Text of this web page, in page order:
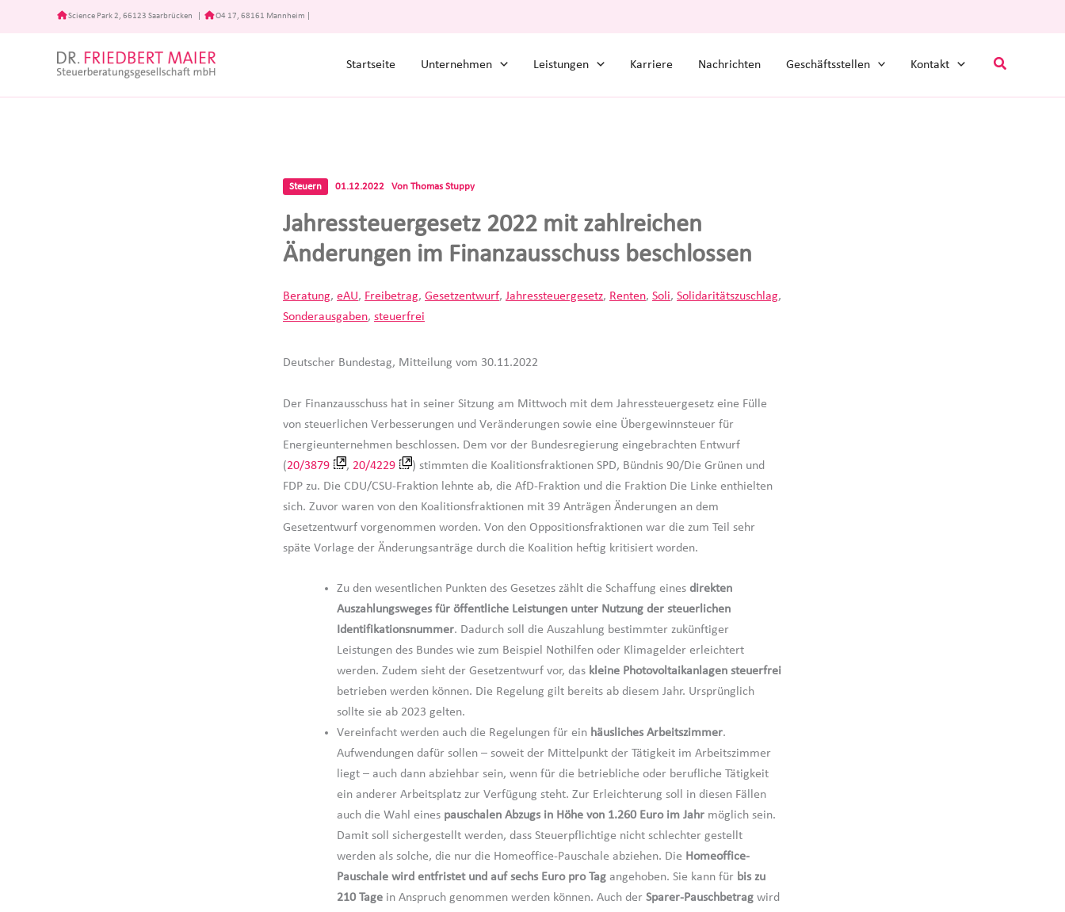
Science Park 2, 66123 Saarbrücken O4 17, 68161 Mannheim
Startseite Unternehmen Leistungen Karriere Nachrichten Geschäftsstellen Kontakt Suchen
Steuern 01.12.2022 Von Thomas Stuppy
Jahressteuergesetz 2022 mit zahlreichen
Änderungen im Finanzausschuss beschlossen
Beratung, eAU, Freibetrag, Gesetzentwurf, Jahressteuergesetz, Renten, Soli, Solidaritätszuschlag,
Sonderausgaben, steuerfrei
Deutscher Bundestag, Mitteilung vom 30.11.2022
Der Finanzausschuss hat in seiner Sitzung am Mittwoch mit dem Jahressteuergesetz eine Fülle
von steuerlichen Verbesserungen und Veränderungen sowie eine Übergewinnsteuer für
Energieunternehmen beschlossen. Dem vor der Bundesregierung eingebrachten Entwurf
(20/3879 , 20/4229
) stimmten die Koalitionsfraktionen SPD, Bündnis 90/Die Grünen und
FDP zu. Die CDU/CSU-Fraktion lehnte ab, die AfD-Fraktion und die Fraktion Die Linke enthielten
sich. Zuvor waren von den Koalitionsfraktionen mit 39 Anträgen Änderungen an dem
Gesetzentwurf vorgenommen worden. Von den Oppositionsfraktionen war die zum Teil sehr
späte Vorlage der Änderungsanträge durch die Koalition heftig kritisiert worden.
Zu den wesentlichen Punkten des Gesetzes zählt die Schaffung eines direkten
Auszahlungsweges für öffentliche Leistungen unter Nutzung der steuerlichen
Identifikationsnummer. Dadurch soll die Auszahlung bestimmter zukünftiger
Leistungen des Bundes wie zum Beispiel Nothilfen oder Klimagelder erleichtert
werden. Zudem sieht der Gesetzentwurf vor, das kleine Photovoltaikanlagen steuerfrei
betrieben werden können. Die Regelung gilt bereits ab diesem Jahr. Ursprünglich
sollte sie ab 2023 gelten.
Vereinfacht werden auch die Regelungen für ein häusliches Arbeitszimmer.
Aufwendungen dafür sollen – soweit der Mittelpunkt der Tätigkeit im Arbeitszimmer
liegt – auch dann abziehbar sein, wenn für die betriebliche oder berufliche Tätigkeit
ein anderer Arbeitsplatz zur Verfügung steht. Zur Erleichterung soll in diesen Fällen
auch die Wahl eines pauschalen Abzugs in Höhe von 1.260 Euro im Jahr möglich sein.
Damit soll sichergestellt werden, dass Steuerpflichtige nicht schlechter gestellt
werden als solche, die nur die Homeoffice-Pauschale abziehen. Die Homeoffice-
Pauschale wird entfristet und auf sechs Euro pro Tag angehoben. Sie kann für bis zu
210 Tage in Anspruch genommen werden können. Auch der Sparer-Pauschbetrag wird